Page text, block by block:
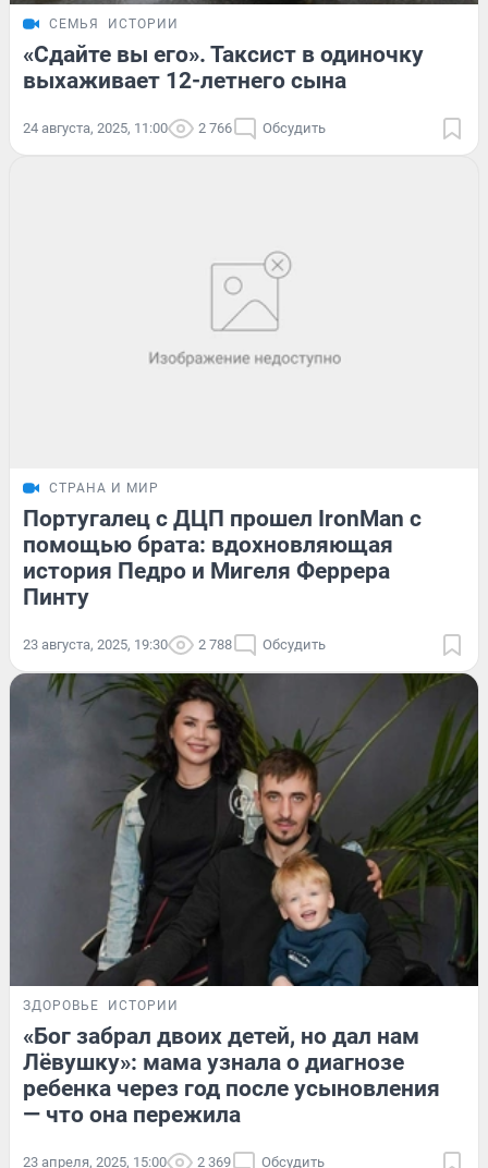
СЕМЬЯ ИСТОРИИ
«Сдайте вы его». Таксист в одиночку
выхаживает 12-летнего сына
24 августа, 2025, 11:00 2 766 Обсудить
СТРАНА И МИР
Португалец с ДЦП прошел IronMan с
помощью брата: вдохновляющая
история Педро и Мигеля Феррера
Пинту
23 августа, 2025, 19:30 2 788 Обсудить
ЗДОРОВЬЕ ИСТОРИИ
«Бог забрал двоих детей, но дал нам
Лёвушку»: мама узнала о диагнозе
ребенка через год после усыновления
— что она пережила
23 апреля, 2025, 15:00 2 369 Обсудить